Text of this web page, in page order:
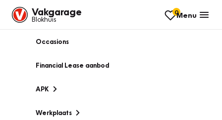
Vakgarage
Blokhuis
0Menu
Occasions
Financial Lease aanbod
APK
Werkplaats